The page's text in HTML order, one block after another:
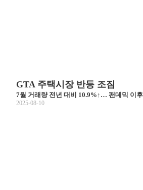
GTA 주택시장 반등 조짐
7월 거래량 전년 대비 10.9%↑… 팬데믹 이
2025-08-10